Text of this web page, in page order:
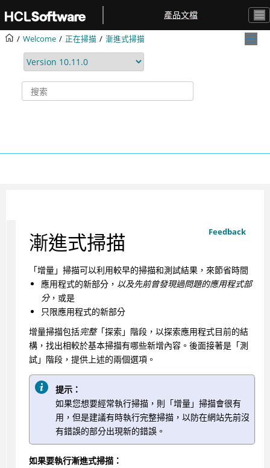
產品文檔
Welcome 正在掃描 漸進式掃描
Feedback
漸進式掃描
「增量」掃描可以利用較早的掃描和測試結果，來節省時間
應用程式的新部分， 以及先前曾發現過問題的應用程式部
分，或是
只限應用程式的新部分
增量掃描包括完整「探索」階段，以探索應用程式目前的結
構，找出相較於基本掃描有哪些新增內容。後面接著是「測
試」階段，提供上述的兩個選項。
提示：
如果您想要經常執行掃描，則「增量」掃描會很有
用，但是建議有時執行完整掃描，以防在網站先前沒
有錯誤的部分出現新的錯誤。
如果要執行漸進式掃描：